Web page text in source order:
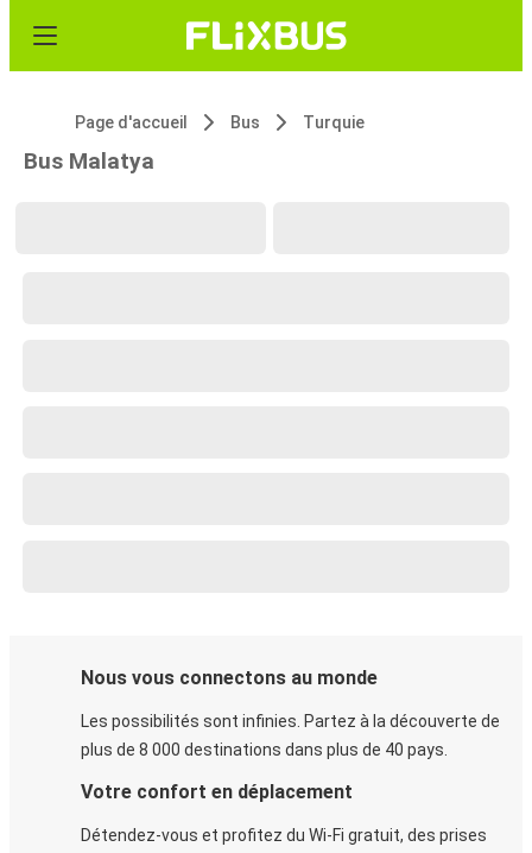
Page d'accueil Bus Turquie
Bus Malatya
Nous vous connectons au monde
Les possibilités sont infinies. Partez à la découverte de
plus de 8 000 destinations dans plus de 40 pays.
Votre confort en déplacement
Détendez-vous et profitez du Wi-Fi gratuit, des prises